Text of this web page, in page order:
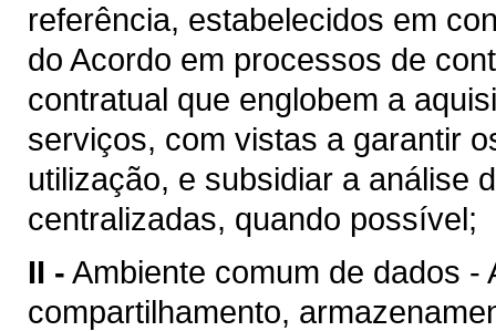
referência, estabelecidos em
do Acordo em processos de
contratual que englobem a
serviços, com vistas a garantir
utilização, e subsidiar a análise
centralizadas, quando possível;
II - Ambiente comum de dados
compartilhamento,